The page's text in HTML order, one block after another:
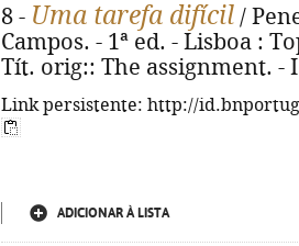
8 - Uma tarefa difícil /
Campos. - 1ª ed. - Lisboa :
Tít. orig:: The assignment. -
Link persistente: http://
ADICIONAR À LISTA